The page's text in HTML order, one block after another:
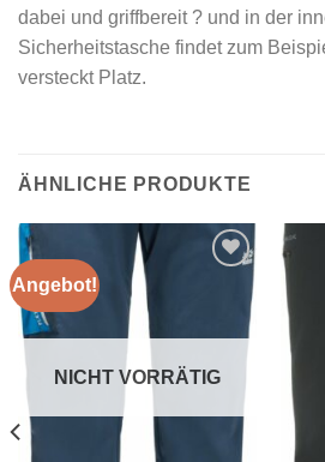
dabei und griffbereit ? und in der
Sicherheitstasche findet zum
versteckt Platz.
ÄHNLICHE PRODUKTE
Angebot!
NICHT VORRÄTIG